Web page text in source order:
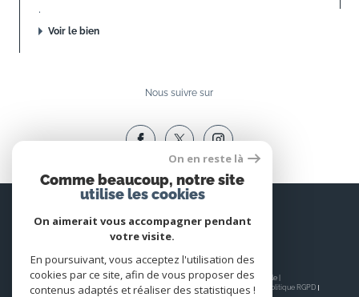
.
Voir le bien
Nous suivre sur
Espace
PROPRIÉTAIRE
Se connecter
© 2026 | Tous droits réservés | Traduction powered by Google |
Nos honoraires
Plan du site Mentions légales Admin Nos liens
Politique RGPD
On en reste là
Comme beaucoup, notre site
utilise les cookies
On aimerait vous accompagner pendant
votre visite.
En poursuivant, vous acceptez l'utilisation des
cookies par ce site, afin de vous proposer des
contenus adaptés et réaliser des statistiques !